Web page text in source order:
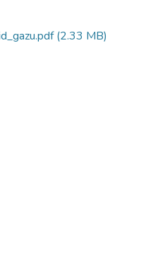
(2.33 MB)